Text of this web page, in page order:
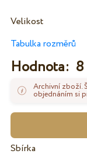
Velikost
Tabulka rozměrů
Hodnota:
Archivní zboží.
objednáním si
Sbírka